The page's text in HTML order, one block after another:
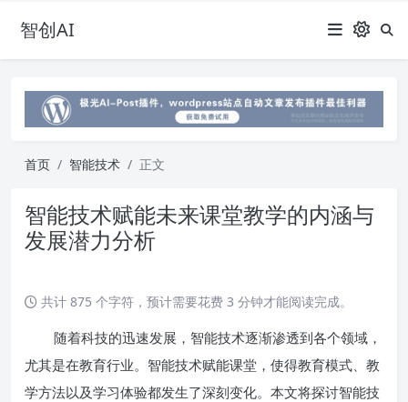
智创AI
首页 智能技术 正文
智能技术赋能未来课堂教学的内涵与
发展潜力分析
共计 875 个字符，预计需要花费 3 分钟才能阅读完成。
随着科技的迅速发展，智能技术逐渐渗透到各个领域，
尤其是在教育行业。智能技术赋能课堂，使得教育模式、教
学方法以及学习体验都发生了深刻变化。本文将探讨智能技